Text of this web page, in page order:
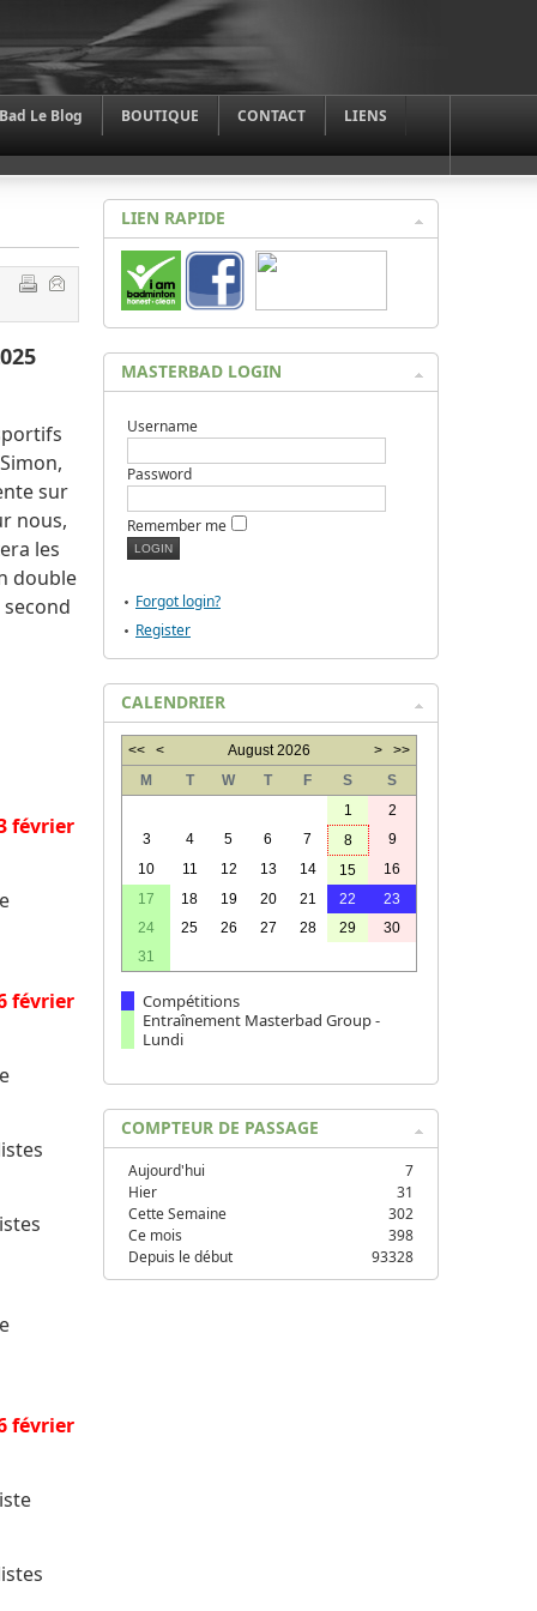
Le Blog BOUTIQUE CONTACT
LIENS
sur
nous,
les
double
second
février
février
février
LIEN RAPIDE
MASTERBAD LOGIN
Username
Password
Remember me
Forgot login?
Register
CALENDRIER
<<< August 2026 > >>
M
T W T F S
S
1
2
3
4 5 6 7 8
9
10
11 12 13 14 15
16
17
18 19 20 21 22
23
24
25 26 27 28 29
30
31
Compétitions
Entraînement Masterbad Group -
Lundi
COMPTEUR DE PASSAGE
Aujourd'hui
7
Hier
31
Cette Semaine
302
Ce mois
398
Depuis le début
93328